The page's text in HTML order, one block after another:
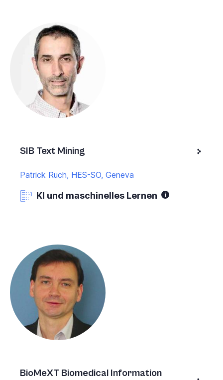
SIB Text Mining
Patrick Ruch, HES-SO, Geneva
KI und maschinelles Lernen
BioMeXT Biomedical Information